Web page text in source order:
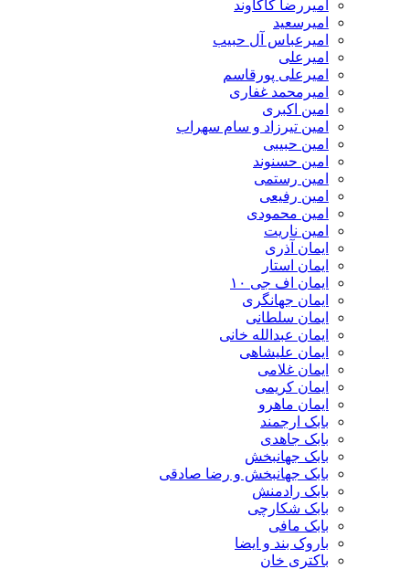
امیررضا کاکاوند
امیرسعید
امیرعباس آل حبیب
امیرعلی
امیرعلی پورقاسم
امیرمحمد غفاری
امین اکبری
امین تیرزاد و سام سهراب
امین حبیبی
امین حسنوند
امین رستمی
امین رفیعی
امین محمودی
امین ناریت
ایمان آذری
ایمان استار
ایمان اف جی ۱۰
ایمان جهانگری
ایمان سلطانی
ایمان عبدالله خانی
ایمان علیشاهی
ایمان غلامی
ایمان کریمی
ایمان ماهرو
بابک ارجمند
بابک جاهدی
بابک جهانبخش
بابک جهانبخش و رضا صادقی
بابک رادمنش
بابک شکارچی
بابک مافی
باروک بند و ایضا
باکتری خان